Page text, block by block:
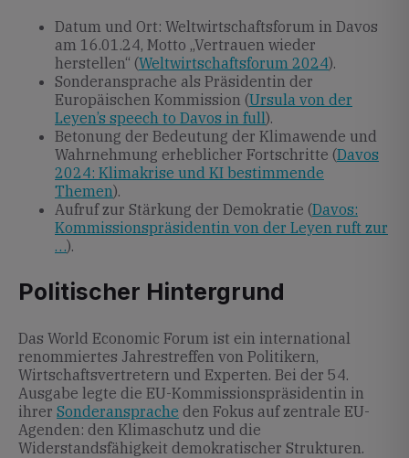
Datum und Ort: Weltwirtschaftsforum in Davos
am 16.01.24, Motto „Vertrauen wieder
herstellen“ (Weltwirtschaftsforum 2024).
Sonderansprache als Präsidentin der
Europäischen Kommission (Ursula von der
Leyen’s speech to Davos in full).
Betonung der Bedeutung der Klimawende und
Wahrnehmung erheblicher Fortschritte (Davos
2024: Klimakrise und KI bestimmende
Themen).
Aufruf zur Stärkung der Demokratie (Davos:
Kommissionspräsidentin von der Leyen ruft zur
…).
Politischer Hintergrund
Das World Economic Forum ist ein international
renommiertes Jahrestreffen von Politikern,
Wirtschaftsvertretern und Experten. Bei der 54.
Ausgabe legte die EU-Kommissionspräsidentin in
ihrer Sonderansprache den Fokus auf zentrale EU-
Agenden: den Klimaschutz und die
Widerstandsfähigkeit demokratischer Strukturen.